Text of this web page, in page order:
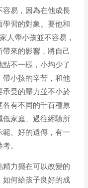
容易，因為在他成長
習的對象。要他和
人帶小孩並不容易，
來的影響，將自己
不一樣，小均少了
帶小孩的辛苦，和他
承受的壓力並不小於
各有不同的千百種原
低家庭、過往經驗所
、好的遺傳，有一
。
力擺在可以改變的
如何給孩子良好的成